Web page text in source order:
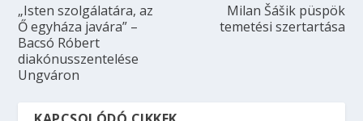
„Isten szolgálatára, az
Ő egyháza javára” –
Bacsó Róbert
diakónusszentelése
Ungváron
Milan Šášik püspök
temetési szertartása